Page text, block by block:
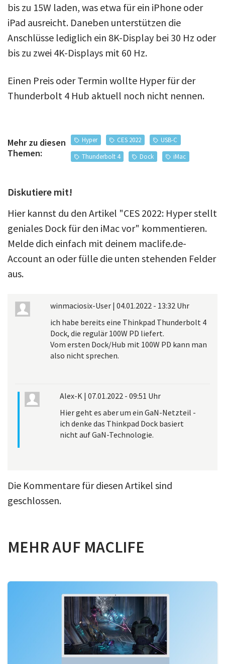
bis zu 15W laden, was etwa für ein iPhone oder
iPad ausreicht. Daneben unterstützen die
Anschlüsse lediglich ein 8K-Display bei 30 Hz oder
bis zu zwei 4K-Displays mit 60 Hz.
Einen Preis oder Termin wollte Hyper für der
Thunderbolt 4 Hub aktuell noch nicht nennen.
Mehr zu diesen
Themen:
Hyper CES 2022
USB-C
Thunderbolt 4
Dock iMac
Diskutiere mit!
Hier kannst du den Artikel "CES 2022: Hyper stellt
geniales Dock für den iMac vor" kommentieren.
Melde dich einfach mit deinem maclife.de-
Account an oder fülle die unten stehenden Felder
aus.
winmaciosix-User | 04.01.2022 - 13:32 Uhr
ich habe bereits eine Thinkpad Thunderbolt 4
Dock, die regulär 100W PD liefert.
Vom ersten Dock/Hub mit 100W PD kann man
also nicht sprechen.
Alex-K | 07.01.2022 - 09:51 Uhr
Hier geht es aber um ein GaN-Netzteil -
ich denke das Thinkpad Dock basiert
nicht auf GaN-Technologie.
Die Kommentare für diesen Artikel sind
geschlossen.
MEHR AUF MACLIFE